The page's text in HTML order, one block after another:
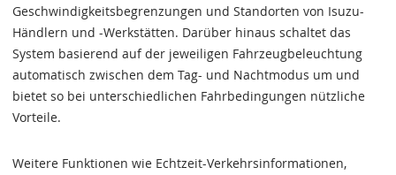
Geschwindigkeitsbegrenzungen und Standorten von Isuzu-
Händlern und -Werkstätten. Darüber hinaus schaltet das
System basierend auf der jeweiligen Fahrzeugbeleuchtung
automatisch zwischen dem Tag- und Nachtmodus um und
bietet so bei unterschiedlichen Fahrbedingungen nützliche
Vorteile.
Weitere Funktionen wie Echtzeit-Verkehrsinformationen,